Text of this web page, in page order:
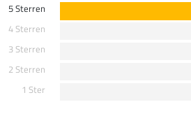
5 Sterren
4 Sterren
3 Sterren
2 Sterren
1 Ster